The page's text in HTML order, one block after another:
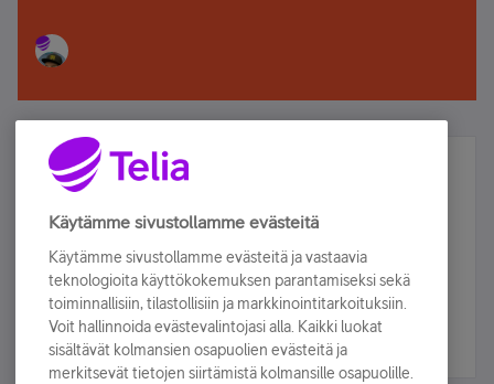
Älä jää paitsi – osallistu ja voita!
Tilaa Telian uutiskirje ja olet mukana arvonnassa.
sähköpostiisi.
Tilaa nyt
Käytämme sivustollamme evästeitä
Käytämme sivustollamme evästeitä ja vastaavia
teknologioita käyttökokemuksen parantamiseksi sekä
toiminnallisiin, tilastollisiin ja markkinointitarkoituksiin.
Voit hallinnoida evästevalintojasi alla. Kaikki luokat
sisältävät kolmansien osapuolien evästeitä ja
merkitsevät tietojen siirtämistä kolmansille osapuolille.